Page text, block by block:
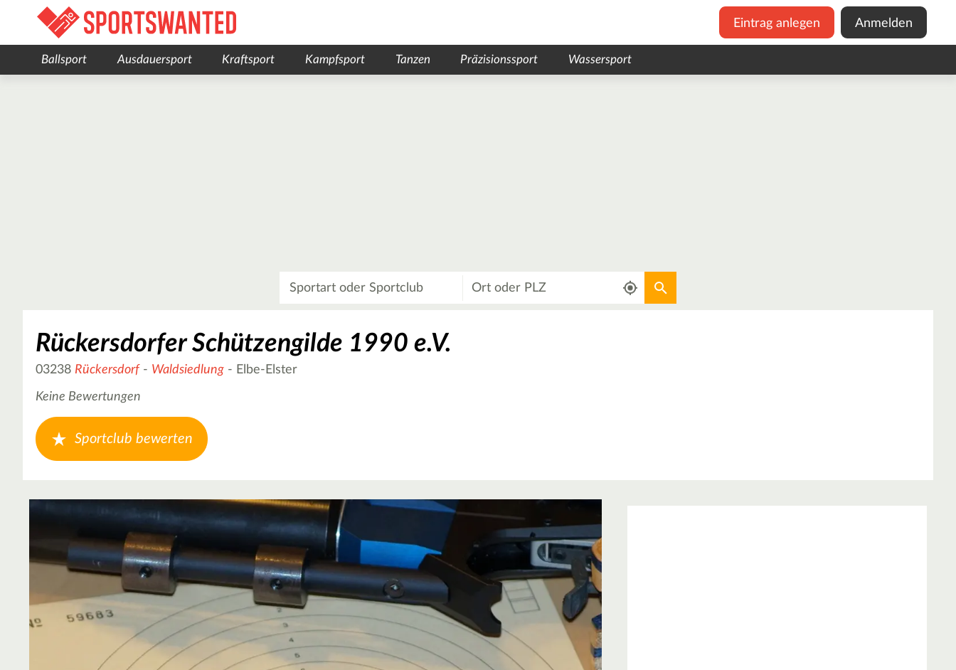
Eintrag anlegen Anmelden
Ballsport Ausdauersport Kraftsport Kampfsport Tanzen Präzisionssport Wassersport
Aktuellen Standort verwenden
Rückersdorfer Schützengilde 1990 e.V.
03238 Rückersdorf - Waldsiedlung - Elbe-Elster
Keine Bewertungen
Sportclub bewerten